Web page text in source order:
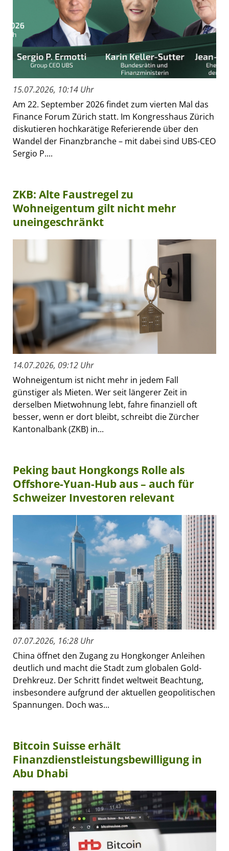
15.07.2026, 10:14 Uhr
Am 22. September 2026 findet zum vierten Mal das
Finance Forum Zürich statt. Im Kongresshaus Zürich
diskutieren hochkarätige Referierende über den
Wandel der Finanzbranche – mit dabei sind UBS-CEO
Sergio P....
ZKB: Alte Faustregel zu
Wohneigentum gilt nicht mehr
uneingeschränkt
14.07.2026, 09:12 Uhr
Wohneigentum ist nicht mehr in jedem Fall
günstiger als Mieten. Wer seit längerer Zeit in
derselben Mietwohnung lebt, fahre finanziell oft
besser, wenn er dort bleibt, schreibt die Zürcher
Kantonalbank (ZKB) in...
Peking baut Hongkongs Rolle als
Offshore-Yuan-Hub aus – auch für
Schweizer Investoren relevant
07.07.2026, 16:28 Uhr
China öffnet den Zugang zu Hongkonger Anleihen
deutlich und macht die Stadt zum globalen Gold-
Drehkreuz. Der Schritt findet weltweit Beachtung,
insbesondere aufgrund der aktuellen geopolitischen
Spannungen. Doch was...
Bitcoin Suisse erhält
Finanzdienstleistungsbewilligung in
Abu Dhabi